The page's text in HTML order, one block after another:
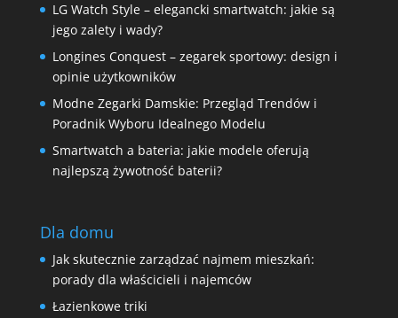
LG Watch Style – elegancki smartwatch: jakie są
jego zalety i wady?
Longines Conquest – zegarek sportowy: design i
opinie użytkowników
Modne Zegarki Damskie: Przegląd Trendów i
Poradnik Wyboru Idealnego Modelu
Smartwatch a bateria: jakie modele oferują
najlepszą żywotność baterii?
Dla domu
Jak skutecznie zarządzać najmem mieszkań:
porady dla właścicieli i najemców
Łazienkowe triki